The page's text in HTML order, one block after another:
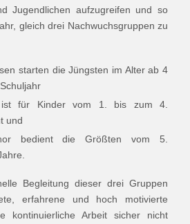
Jugendlichen aufzugreifen und so
gleich drei Nachwuchsgruppen zu
starten die Jüngsten im Alter ab 4
ist für Kinder vom 1. bis zum 4.
und
bedient die Größten vom 5.
Begleitung dieser drei Gruppen
erfahrene und hoch motivierte
kontinuierliche Arbeit sicher nicht